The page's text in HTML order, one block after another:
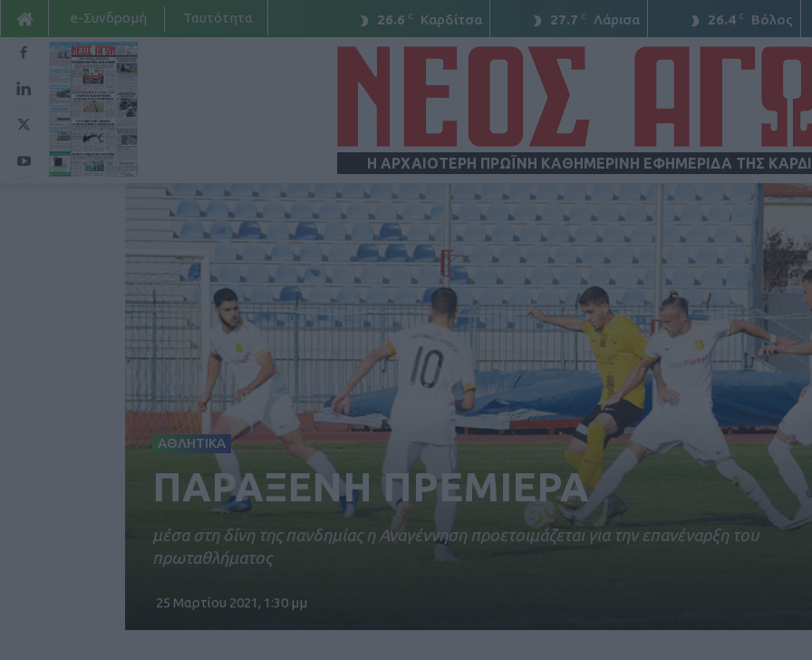
26.6 C Καρδίτσα 27.7 C Λάρισα 26.4 C Βόλος
e-Συνδρομή Ταυτότητα
Η ΑΡΧΑΙΟΤΕΡΗ ΠΡΩΪΝΗ ΚΑΘΗΜΕΡΙΝΗ ΕΦΗΜΕΡΙΔΑ ΤΗΣ
ΑΘΛΗΤΙΚΑ
ΠΑΡΑΞΕΝΗ ΠΡΕΜΙΕΡΑ
μέσα στη δίνη της πανδημίας η Αναγέννηση προετοιμάζεται για την επανέναρξη του
πρωταθλήματος
25 Μαρτίου 2021, 1:30 μμ